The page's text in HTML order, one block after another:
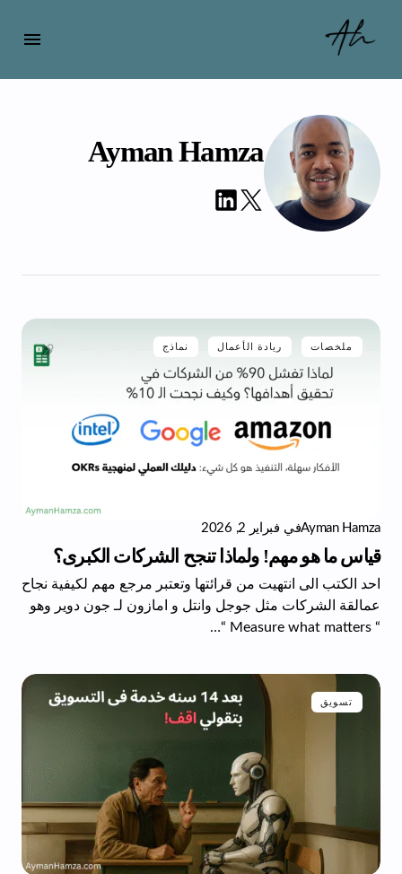
Ayman Hamza
ملخصات ريادة الأعمال نماذج
Ayman Hamzaفي فبراير 2, 2026
قياس ما هو مهم! ولماذا تنجح الشركات الكبرى؟
احد الكتب الى انتهيت من قرائتها وتعتبر مرجع مهم لكيفية نجاح
عمالقة الشركات مثل جوجل وانتل و امازون لـ جون دوير وهو
“ Measure what matters “…
تسويق